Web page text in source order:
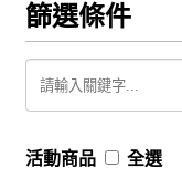
篩選條件
活動商品 全選